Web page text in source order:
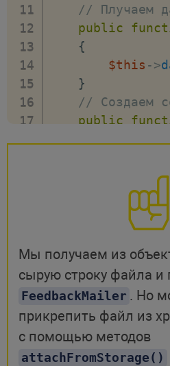
})
.
}
</ script >
// Плучаем
public
{
$this ->
}
// Создаем
public
$this
// От
$this->
// Тема
->
subject
//
->view (
}
}
Мы получаем из
сырую строку файла и
FeedbackMailer . Но
прикрепить файл из
с помощью методов
attachFromStorage()